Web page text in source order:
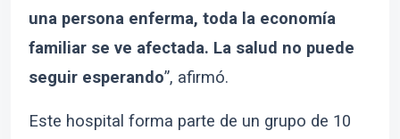
una persona enferma, toda la economía
familiar se ve afectada. La salud no puede
seguir esperando”, afirmó.
Este hospital forma parte de un grupo de 10